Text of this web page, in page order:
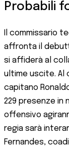
Probabili
Il commissario
affronta il
si affiderà al
ultime uscite.
capitano
229 presenze in
offensivo
regia sarà
Fernandes,